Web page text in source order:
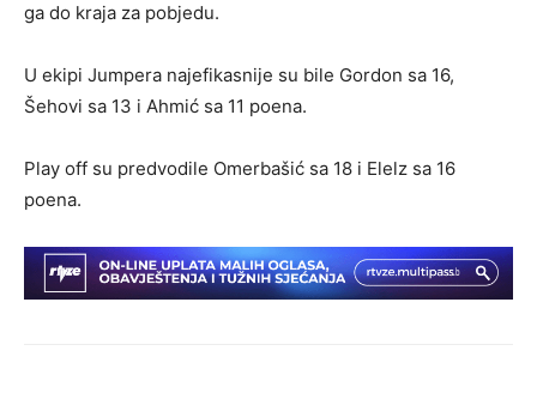
ga do kraja za pobjedu.
U ekipi Jumpera najefikasnije su bile Gordon sa 16,
Šehovi sa 13 i Ahmić sa 11 poena.
Play off su predvodile Omerbašić sa 18 i Elelz sa 16
poena.